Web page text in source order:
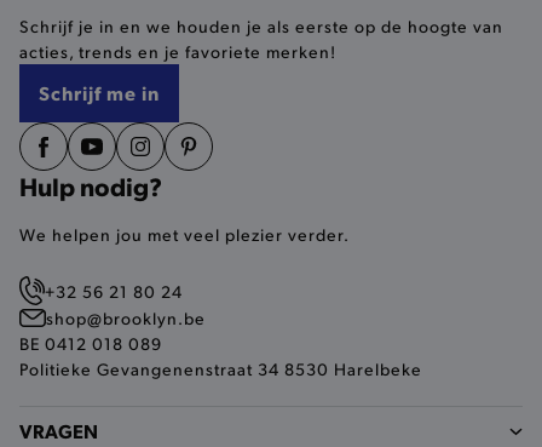
Schrijf je in en we houden je als eerste op de hoogte van
acties, trends en je favoriete merken!
Schrijf me in
Hulp nodig?
We helpen jou met veel plezier verder.
+32 56 21 80 24
shop@brooklyn.be
BE 0412 018 089
Politieke Gevangenenstraat 34 8530 Harelbeke
VRAGEN
FUNCTIONALITEIT
Basis cookies
site op een correcte manier wordt verorberd. De
analytische en functionele cookies vullen hun
buikjes algemene bezoekersinformatie, maar